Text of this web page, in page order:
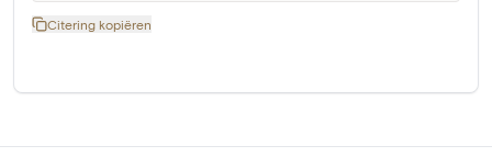
Citering kopiëren